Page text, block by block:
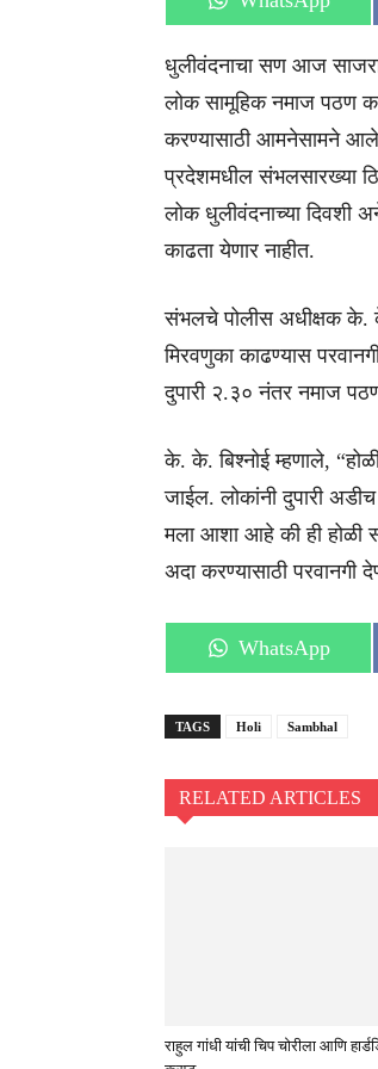
on
धुलीवंदनाचा सण आज
लोक सामूहिक नमाज पठण
करण्यासाठी आमनेसामने आले
प्रदेशमधील संभलसारख्या
लोक धुलीवंदनाच्या दिवशी
काढता येणार नाहीत.
संभलचे पोलीस अधीक्षक के. के.
मिरवणुका काढण्यास
दुपारी २.३० नंतर नमाज
के. के. बिश्नोई म्हणाले,
जाईल. लोकांनी दुपारी
मला आशा आहे की ही होळी
अदा करण्यासाठी परवानगी
Share
on
WhatsApp
TAGS Holi Sambhal
RELATED ARTICLES
राहुल गांधी यांची चिप चोरीला आणि